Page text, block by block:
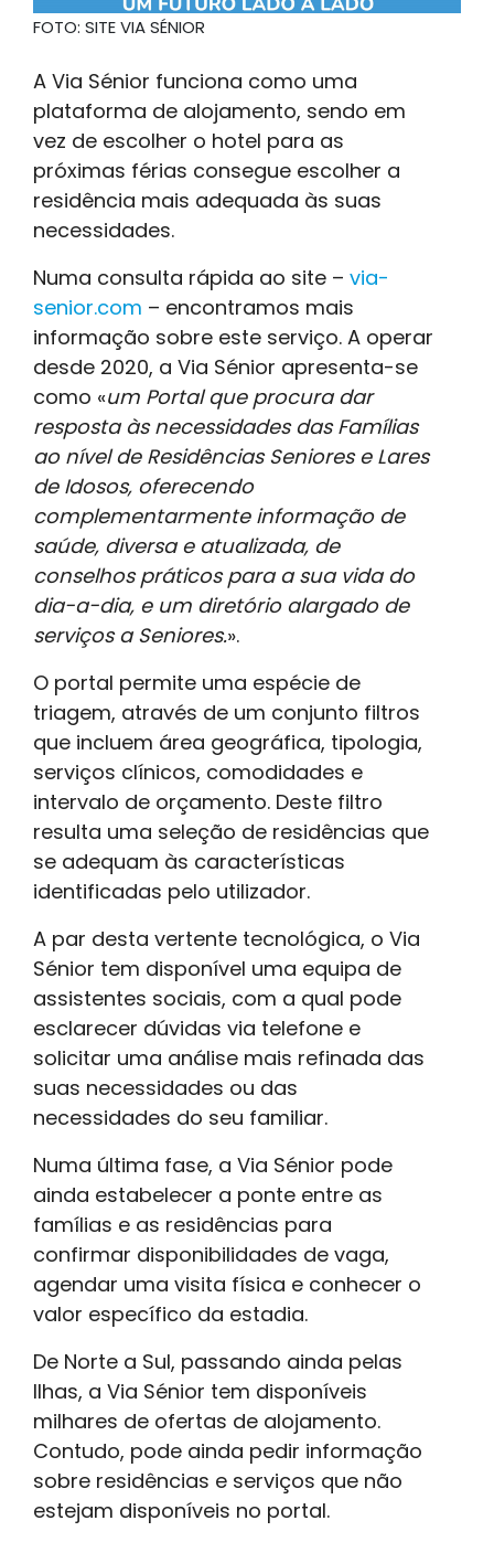
FOTO: SITE VIA SÉNIOR
A Via Sénior funciona como uma
plataforma de alojamento, sendo em
vez de escolher o hotel para as
próximas férias consegue escolher a
residência mais adequada às suas
necessidades.
Numa consulta rápida ao site – via-
senior.com – encontramos mais
informação sobre este serviço. A operar
desde 2020, a Via Sénior apresenta-se
como «um Portal que procura dar
resposta às necessidades das Famílias
ao nível de Residências Seniores e Lares
de Idosos, oferecendo
complementarmente informação de
saúde, diversa e atualizada, de
conselhos práticos para a sua vida do
dia-a-dia, e um diretório alargado de
serviços a Seniores.».
O portal permite uma espécie de
triagem, através de um conjunto filtros
que incluem área geográfica, tipologia,
serviços clínicos, comodidades e
intervalo de orçamento. Deste filtro
resulta uma seleção de residências que
se adequam às características
identificadas pelo utilizador.
A par desta vertente tecnológica, o Via
Sénior tem disponível uma equipa de
assistentes sociais, com a qual pode
esclarecer dúvidas via telefone e
solicitar uma análise mais refinada das
suas necessidades ou das
necessidades do seu familiar.
Numa última fase, a Via Sénior pode
ainda estabelecer a ponte entre as
famílias e as residências para
confirmar disponibilidades de vaga,
agendar uma visita física e conhecer o
valor específico da estadia.
De Norte a Sul, passando ainda pelas
Ilhas, a Via Sénior tem disponíveis
milhares de ofertas de alojamento.
Contudo, pode ainda pedir informação
sobre residências e serviços que não
estejam disponíveis no portal.